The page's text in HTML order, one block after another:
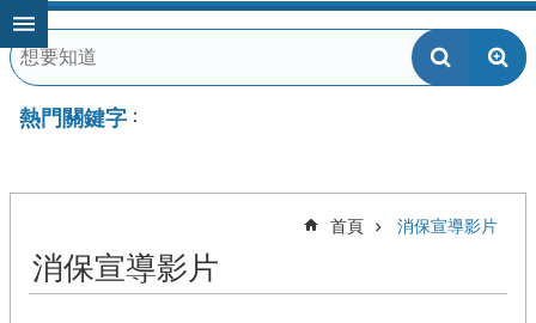
跳到主要內容區塊
熱門關鍵字
首頁 消保宣導影片
消保宣導影片